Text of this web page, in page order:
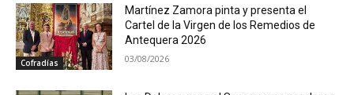
Cofradías
Martínez Zamora pinta y presenta el
Cartel de la Virgen de los Remedios de
Antequera 2026
03/08/2026